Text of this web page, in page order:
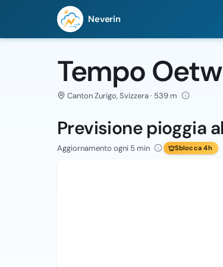
Neverin
Tempo
Canton Zurigo, Svizzera · 539 m
Previsione pioggia
Aggiornamento ogni 5 min Sblocca 4h